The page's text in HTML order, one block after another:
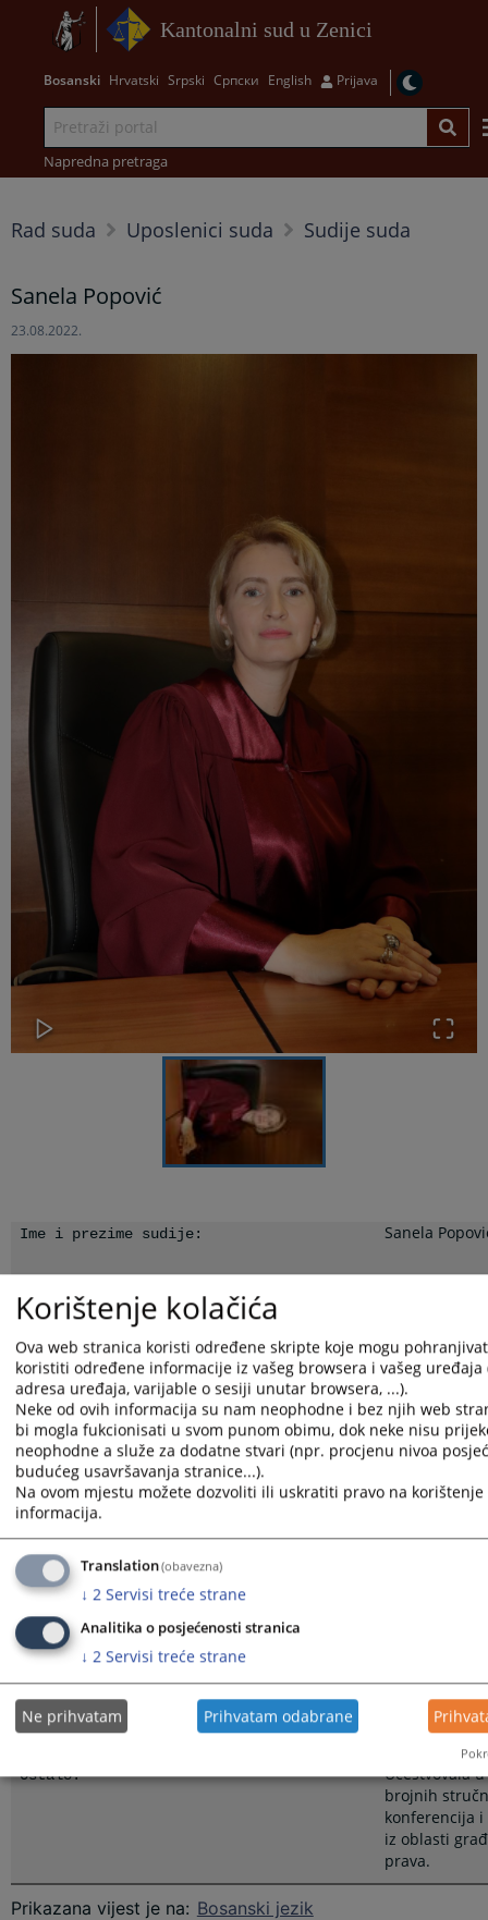
Kantonalni sud u Zenici
Bosanski Hrvatski Srpski Српски English Prijava
Napredna pretraga
Rad suda Uposlenici suda Sudije suda
Sanela Popović
23.08.2022.
Ime i prezime sudije: Sanela
Mjesto i datum
rođenja:
Obrazovanje i kvalifikacije:
Diplomirala
Pravnom
Sarajevu,
Sarajevu
Pravosudni ispit položila:
Radno iskustvo u pravosuđu:
Sudija
Aktivnosti u profesionalnim
udruženjima:
Član
Federacije
Hercegovine
Ostalo:
Učestvovala
brojnih
konferencija
iz oblasti
prava.
Prikazana vijest je na: Bosanski jezik
Korištenje kolačića
Ova web stranica koristi određene skripte koje mogu
koristiti određene informacije iz vašeg browsera i vašeg uređaja
adresa uređaja, varijable o sesiji unutar browsera, ...).
Neke od ovih informacija su nam neophodne i bez njih web
bi mogla fukcionisati u svom punom obimu, dok neke nisu
neophodne a služe za dodatne stvari (npr. procjenu nivoa
budućeg usavršavanja stranice...).
Na ovom mjestu možete dozvoliti ili uskratiti pravo na
informacija.
Translation(obavezna)
↓ 2 Servisi treće strane
Analitika o posjećenosti stranica
↓ 2 Servisi treće strane
Ne prihvatam Prihvatam odabrane